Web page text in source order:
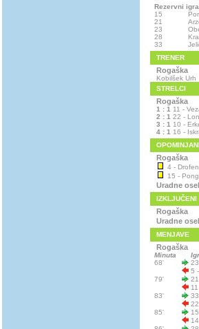
Rezervni
15
21
23
28
33
TRENER
Rogaška
Kobilšek Urh
STRELCI
Rogaška
1 : 1 11 -
2 : 1 22 -
3 : 1 10 -
4 : 1 16 -
OPOMINJANI
Rogaška
4 -
15 -
Uradne
IZKLJUČENI
Rogaška
Uradne
MENJAVE
Rogaška
Minuta
68'
5
79'
83'
85'